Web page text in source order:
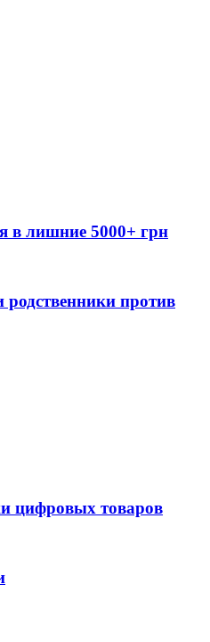
в лишние 5000+ грн
родственники против
цифровых товаров